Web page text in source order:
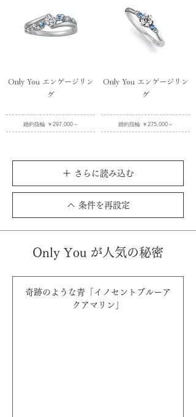
Only You エンゲージリン
グ
婚約指輪 ￥297,000～
Only You エンゲージリン
グ
婚約指輪 ￥275,000～
さらに読み込む
条件を再設定
Only You が人気の秘密
奇跡のような青「イノセントブルーア
クアマリン」